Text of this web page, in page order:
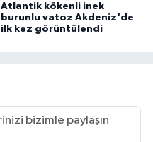
Atlantik kökenli inek
burunlu vatoz Akdeniz'de
ilk kez görüntülendi